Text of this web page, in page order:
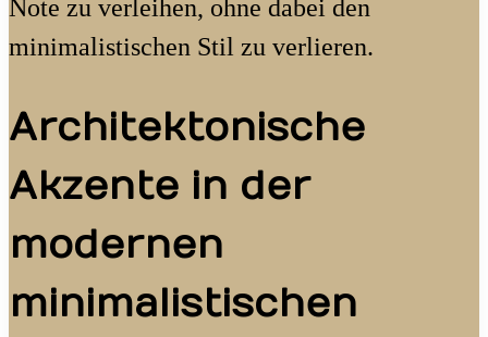
Note zu verleihen, ohne dabei den
minimalistischen Stil zu verlieren.
Architektonische
Akzente in der
modernen
minimalistischen